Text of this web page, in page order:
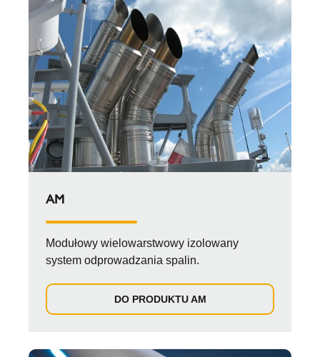
AM
Modułowy wielowarstwowy izolowany
system odprowadzania spalin.
DO PRODUKTU AM